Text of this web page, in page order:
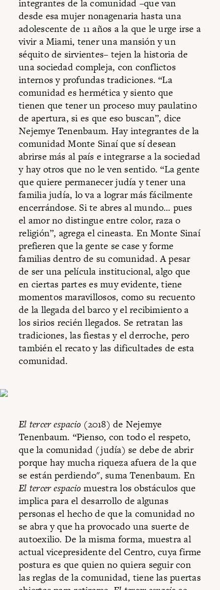
integrantes de la comunidad –que van
desde esa mujer nonagenaria hasta una
adolescente de 11 años a la que le urge irse a
vivir a Miami, tener una mansión y un
séquito de sirvientes– tejen la historia de
una sociedad compleja, con conflictos
internos y profundas tradiciones. “La
comunidad es hermética y siento que
tienen que tener un proceso muy paulatino
de apertura, si es que eso buscan”, dice
Nejemye Tenenbaum. Hay integrantes de la
comunidad Monte Sinaí que sí desean
abrirse más al país e integrarse a la sociedad
y hay otros que no le ven sentido. “La gente
que quiere permanecer judía y tener una
familia judía, lo va a lograr más fácilmente
encerrándose. Si te abres al mundo… pues
el amor no distingue entre color, raza o
religión”, agrega el cineasta. En Monte Sinaí
prefieren que la gente se case y forme
familias dentro de su comunidad. A pesar
de ser una película institucional, algo que
en ciertas partes es muy evidente, tiene
momentos maravillosos, como su recuento
de la llegada del barco y el recibimiento a
los sirios recién llegados. Se retratan las
tradiciones, las fiestas y el derroche, pero
también el recato y las dificultades de esta
comunidad.
El tercer espacio (2018) de Nejemye
Tenenbaum. “Pienso, con todo el respeto,
que la comunidad (judía) se debe de abrir
porque hay mucha riqueza afuera de la que
se están perdiendo", suma Tenenbaum. En
El tercer espacio muestra los obstáculos que
implica para el desarrollo de algunas
personas el hecho de que la comunidad no
se abra y que ha provocado una suerte de
autoexilio. De la misma forma, muestra al
actual vicepresidente del Centro, cuya firme
postura es que quien no quiera seguir con
las reglas de la comunidad, tiene las puertas